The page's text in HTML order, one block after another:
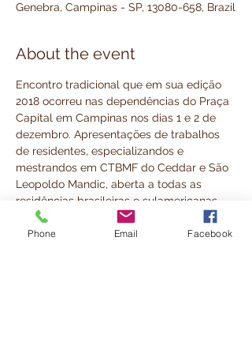
Genebra, Campinas - SP, 13080-658, Brazil
About the event
Encontro tradicional que em sua edição
2018 ocorreu nas dependências do Praça
Capital em Campinas nos dias 1 e 2 de
dezembro. Apresentações de trabalhos
de residentes, especializandos e
mestrandos em CTBMF do Ceddar e São
Leopoldo Mandic, aberta a todas as
residências brasileiras e sulamericanas.
Cerimonial de abertura e coquetel na
sexta-feira a partir de 19h.
Phone Email Facebook